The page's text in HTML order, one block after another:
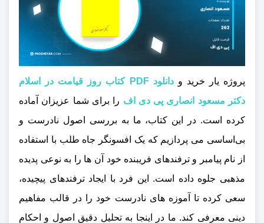
پروژه یار خرید و
دانلود PDF کتاب روز قیامت در اسلام
دکتر مسعود انصاری پی دی اف را برای شما عزیزان آماده
کرده است. در این کتاب، ما به بررسی اصول نادرست و
بی‌اساسی می‌ پردازیم که یک افسونگر جاه‌ طلب با استفاده
از نام پیامبر و ترفندهای فریبنده خود آن‌ ها را به نوعی پدیده
مذهبی جلوه داده است. این فرد با ایجاد ترفندهای پیچیده،
سعی کرده تا آموزه‌ های نادرست خود را در قالب مفاهیم
دینی معرفی کند. ما در اینجا به تحلیل دقیق اصول و احکام